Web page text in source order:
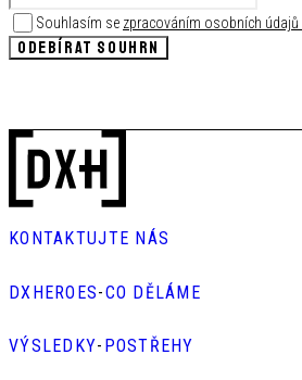
Souhlasím se zpracováním osobních údajů
ODEBÍRAT SOUHRN
KONTAKTUJTE NÁS
DXHEROES-CO DĚLÁME
VÝSLEDKY- POSTŘEHY